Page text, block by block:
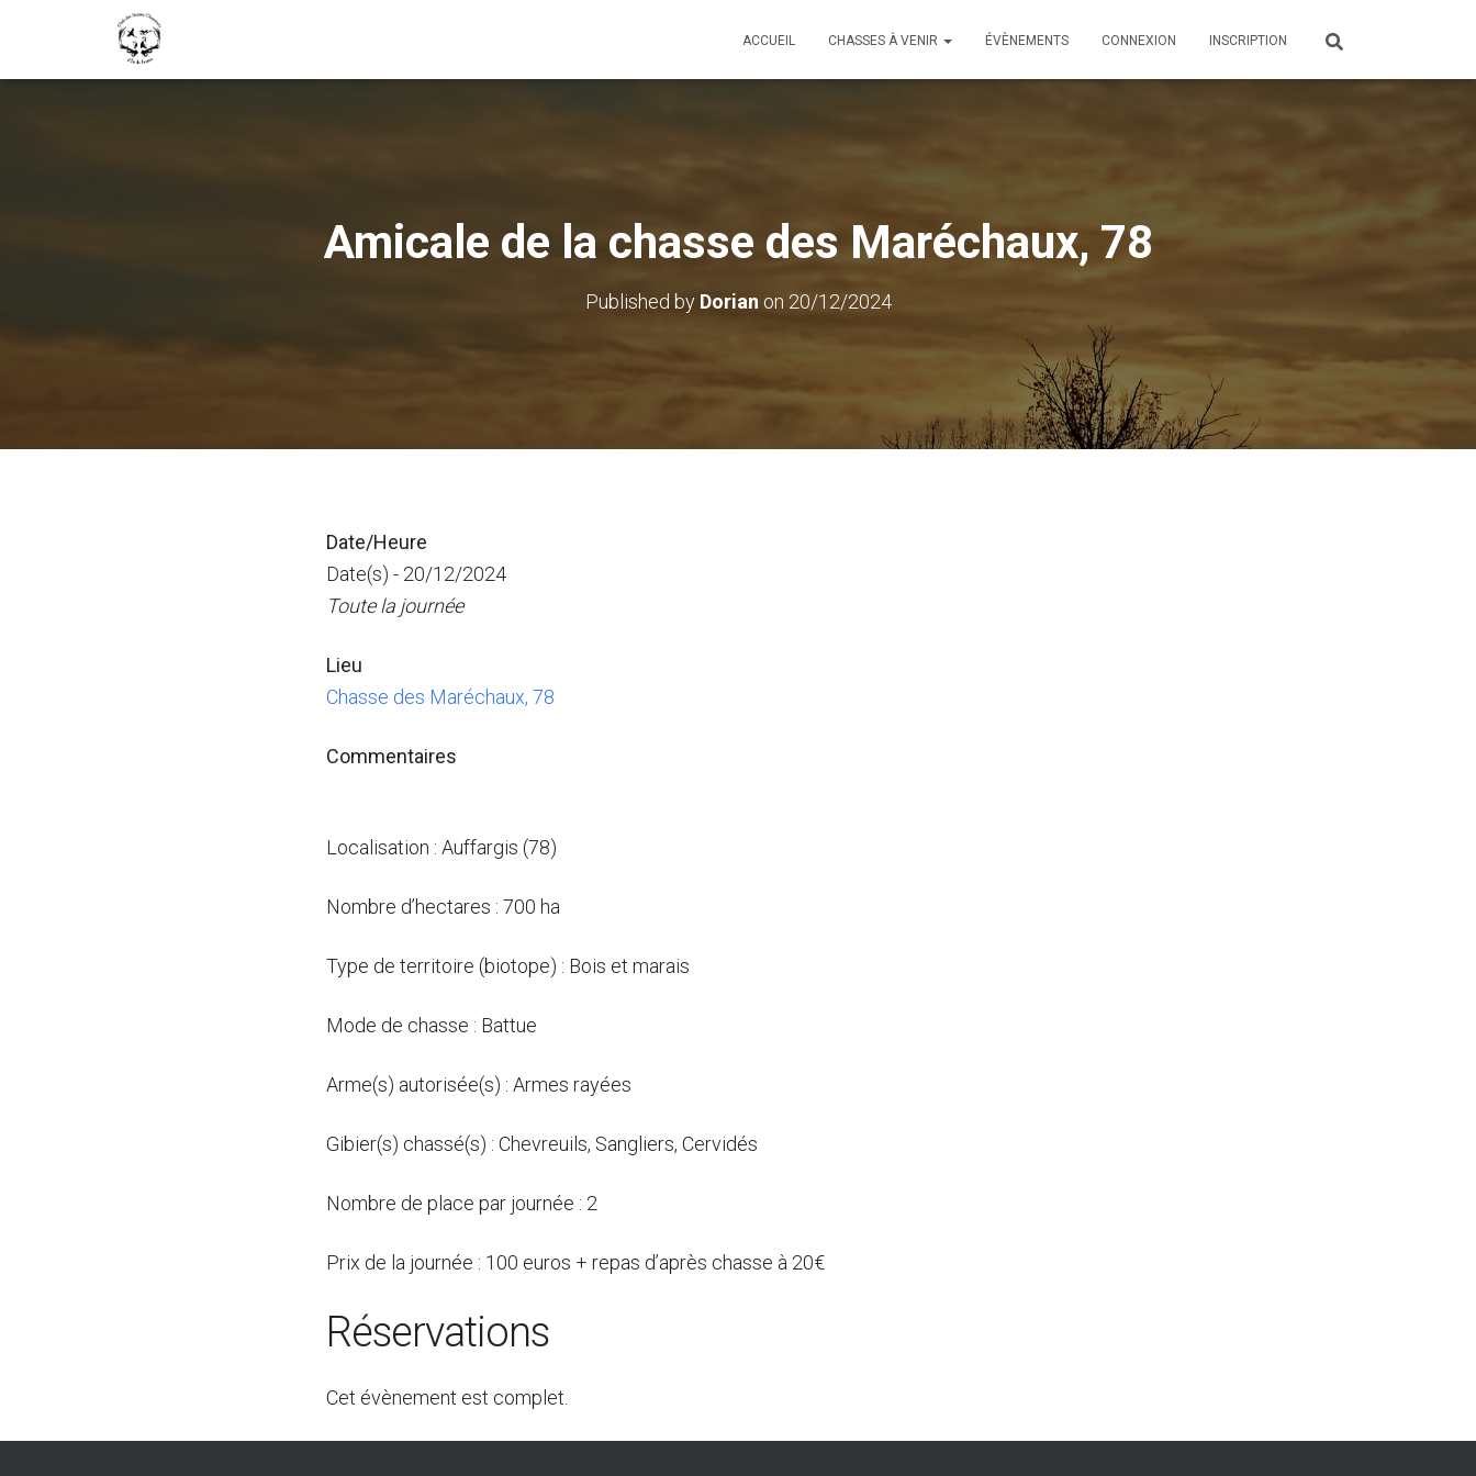
ACCUEIL CHASSES À VENIR ÉVÈNEMENTS CONNEXION INSCRIPTION
Amicale de la chasse des Maréchaux, 78
Published by Dorian on 20/12/2024
Date/Heure
Date(s) - 20/12/2024
Toute la journée
Lieu
Chasse des Maréchaux, 78
Commentaires
Localisation : Auffargis (78)
Nombre d’hectares : 700 ha
Type de territoire (biotope) : Bois et marais
Mode de chasse : Battue
Arme(s) autorisée(s) : Armes rayées
Gibier(s) chassé(s) : Chevreuils, Sangliers, Cervidés
Nombre de place par journée : 2
Prix de la journée : 100 euros + repas d’après chasse à 20€
Réservations
Cet évènement est complet.